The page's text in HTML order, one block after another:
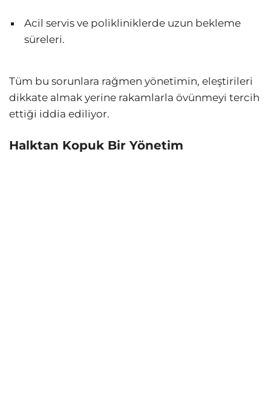
Acil servis ve polikliniklerde uzun bekleme
süreleri.
Tüm bu sorunlara rağmen yönetimin, eleştirileri
dikkate almak yerine rakamlarla övünmeyi tercih
ettiği iddia ediliyor.
Halktan Kopuk Bir Yönetim